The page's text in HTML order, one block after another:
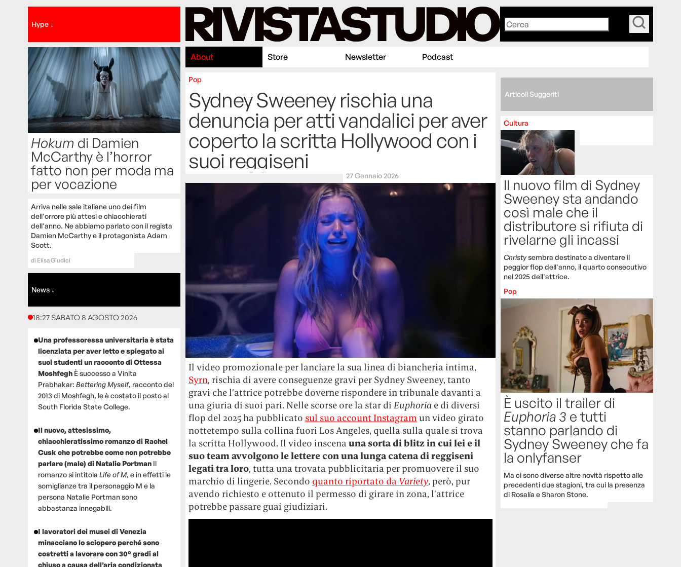
Hype ↓
Hokum di Damien
McCarthy è l’horror
fatto non per moda ma
per vocazione
Arriva nelle sale italiane uno dei film
dell'orrore più attesi e chiacchierati
dell'anno. Ne abbiamo parlato con il regista
Damien McCarthy e il protagonista Adam
Scott.
di Elisa Giudici
News ↓
18:27 SABATO 8 AGOSTO 2026
Una professoressa universitaria è stata
licenziata per aver letto e spiegato ai
suoi studenti un racconto di Ottessa
Moshfegh È successo a Vinita
Prabhakar: Bettering Myself, racconto del
2013 di Moshfegh, le è costato il posto al
South Florida State College.
Il nuovo, attesissimo,
chiacchieratissimo romanzo di Rachel
Cusk che potrebbe come non potrebbe
parlare (male) di Natalie Portman Il
romanzo si intitola Life of M, e in effetti le
somiglianze tra il personaggio M e la
persona Natalie Portman sono
abbastanza innegabili.
I lavoratori dei musei di Venezia
minacciano lo sciopero perché sono
costretti a lavorare con 30° gradi al
chiuso a causa dell’aria condizionata
About Store Newsletter Podcast
Pop
Sydney Sweeney rischia una
denuncia per atti vandalici per aver
coperto la scritta Hollywood con i
suoi reggiseni
27 Gennaio 2026
Il video promozionale per lanciare la sua linea di biancheria intima,
Syrn, rischia di avere conseguenze gravi per Sydney Sweeney, tanto
gravi che l’attrice potrebbe doverne rispondere in tribunale davanti a
una giuria di suoi pari. Nelle scorse ore la star di Euphoriae di diversi
flop del 2025 ha pubblicato sul suo account Instagram un video girato
nottetempo sulla collina fuori Los Angeles, quella sulla quale si trova
la scritta Hollywood. Il video inscena una sorta di blitz in cui lei e il
suo team avvolgono le lettere con una lunga catena di reggiseni
legati tra loro, tutta una trovata pubblicitaria per promuovere il suo
marchio di lingerie. Secondo quanto riportato da Variety, però, pur
avendo richiesto e ottenuto il permesso di girare in zona, l’attrice
potrebbe passare guai giudiziari.
Articoli Suggeriti
Cultura
Il nuovo film di Sydney
Sweeney sta andando
così male che il
distributore si rifiuta di
rivelarne gli incassi
Christysembra destinato a diventare il
peggior flop dell'anno, il quarto consecutivo
nel 2025 dell'attrice.
Pop
È uscito il trailer di
Euphoria 3 e tutti
stanno parlando di
Sydney Sweeney che fa
la onlyfanser
Ma ci sono diverse altre novità rispetto alle
precedenti due stagioni, tra cui la presenza
di Rosalía e Sharon Stone.